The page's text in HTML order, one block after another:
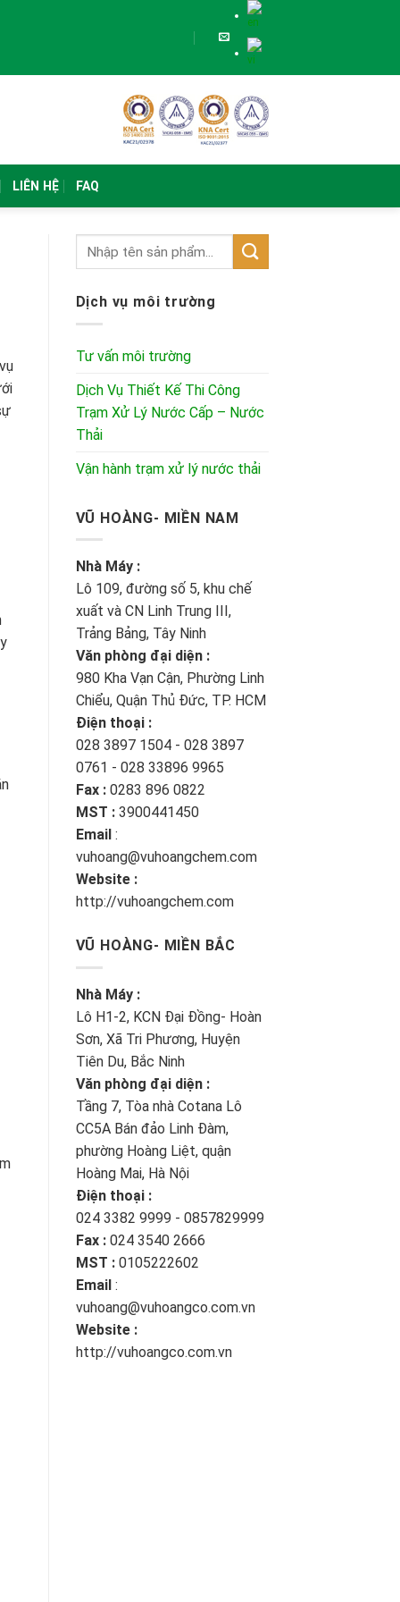
LIÊN HỆ FAQ
Dịch vụ môi trường
Tư vấn môi trường
Dịch Vụ Thiết Kế Thi Công
Trạm Xử Lý Nước Cấp – Nước
Thải
Vận hành trạm xử lý nước thải
VŨ HOÀNG- MIỀN NAM
Nhà Máy :
Lô 109, đường số 5, khu chế
xuất và CN Linh Trung III,
Trảng Bảng, Tây Ninh
Văn phòng đại diện :
980 Kha Vạn Cận, Phường Linh
Chiểu, Quận Thủ Đức, TP. HCM
Điện thoại :
028 3897 1504 - 028 3897
0761 - 028 33896 9965
Fax : 0283 896 0822
MST : 3900441450
Email :
vuhoang@vuhoangchem.com
Website :
http://vuhoangchem.com
VŨ HOÀNG- MIỀN BẮC
Nhà Máy :
Lô H1-2, KCN Đại Đồng- Hoàn
Sơn, Xã Tri Phương, Huyện
Tiên Du, Bắc Ninh
Văn phòng đại diện :
Tầng 7, Tòa nhà Cotana Lô
CC5A Bán đảo Linh Đàm,
phường Hoàng Liệt, quận
Hoàng Mai, Hà Nội
Điện thoại :
024 3382 9999 - 0857829999
Fax : 024 3540 2666
MST : 0105222602
Email :
vuhoang@vuhoangco.com.vn
Website :
http://vuhoangco.com.vn